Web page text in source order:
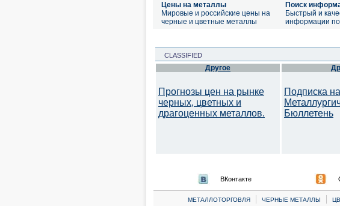
Цены на металлы
Мировые и российские цены на
черные и цветные металлы
Поиск
Быстрый и
информации
CLASSIFIED
Другое
Прогнозы цен на рынке
черных, цветных и
драгоценных металлов.
Подписка
Бюллетень
ВКонтакте
МЕТАЛЛОТОРГОВЛЯ | ЧЕРНЫЕ МЕТАЛЛЫ |